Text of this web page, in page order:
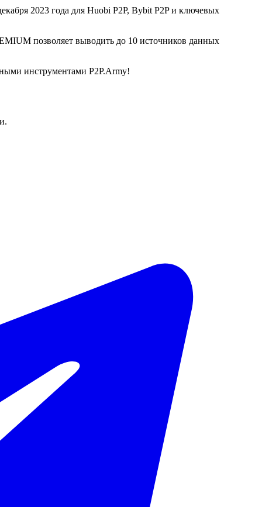
2023 года для Huobi P2P, Bybit P2P и ключевых
позволяет выводить до 10 источников данных
инструментами P2P.Army!